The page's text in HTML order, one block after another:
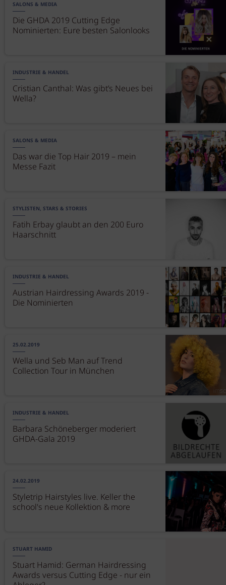
SALONS & MEDIA
Die GHDA 2019 Cutting Edge
Nominierten: Eure besten Salonlooks
INDUSTRIE & HANDEL
Cristian Canthal: Was gibt’s Neues bei
Wella?
SALONS & MEDIA
Das war die Top Hair 2019 – mein
Messe Fazit
STYLISTEN, STARS & STORIES
Fatih Erbay glaubt an den 200 Euro
Haarschnitt
INDUSTRIE & HANDEL
Austrian Hairdressing Awards 2019 -
Die Nominierten
25.02.2019
Wella und Seb Man auf Trend
Collection Tour in München
INDUSTRIE & HANDEL
Barbara Schöneberger moderiert
GHDA-Gala 2019
24.02.2019
Styletrip Hairstyles live. Keller the
school's neue Kollektion & more
STUART HAMID
Stuart Hamid: German Hairdressing
Awards versus Cutting Edge - nur ein